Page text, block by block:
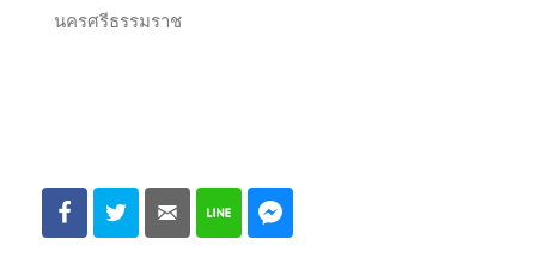
นครศรีธรรมราช